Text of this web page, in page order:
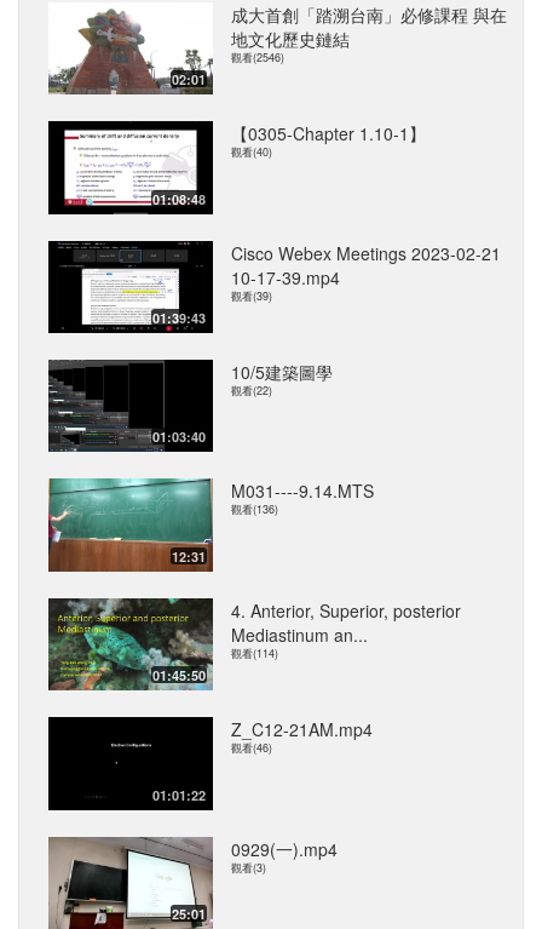
02:01
成大首創「踏溯台南」必修課程 與在
地文化歷史鏈結
觀看(2546)
01:08:48
【0305-Chapter 1.10-1】
觀看(40)
01:39:43
Cisco Webex Meetings 2023-02-21
10-17-39.mp4
觀看(39)
01:03:40
10/5建築圖學
觀看(22)
12:31
M031----9.14.MTS
觀看(136)
01:45:50
4. Anterior, Superior, posterior
Mediastinum an...
觀看(114)
01:01:22
Z_C12-21AM.mp4
觀看(46)
25:01
0929(一).mp4
觀看(3)